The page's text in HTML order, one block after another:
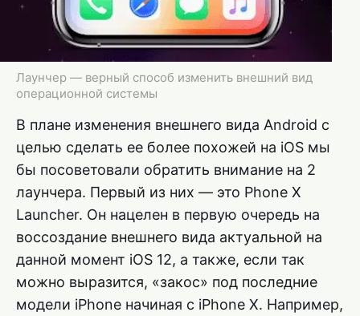
Лаунчер — верный способ изменить внешний вид
операционной системы
В плане изменения внешнего вида Android с
целью сделать ее более похожей на iOS мы
бы посоветовали обратить внимание на 2
лаунчера. Первый из них — это Phone X
Launcher. Он нацелен в первую очередь на
воссоздание внешнего вида актуальной на
данной момент iOS 12, а также, если так
можно выразится, «закос» под последние
модели iPhone начиная с iPhone X. Например,